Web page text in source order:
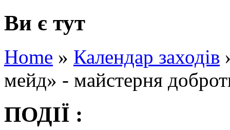
Ви є тут
Home » Календар заходів
мейд» - майстерня
ПОДІЇ :